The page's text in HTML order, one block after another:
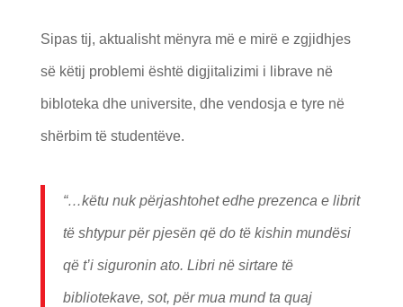
Sipas tij, aktualisht mënyra më e mirë e zgjidhjes
së këtij problemi është digjitalizimi i librave në
bibloteka dhe universite, dhe vendosja e tyre në
shërbim të studentëve.
“…këtu nuk përjashtohet edhe prezenca e librit
të shtypur për pjesën që do të kishin mundësi
që t’i siguronin ato. Libri në sirtare të
bibliotekave, sot, për mua mund ta quaj